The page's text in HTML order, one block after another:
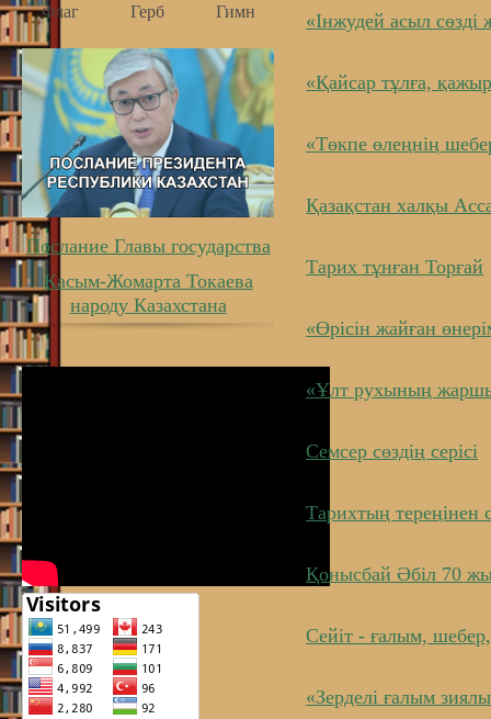
Флаг Герб Гимн
Послание Главы государства
Касым-Жомарта Токаева
народу Казахстана
«Інжудей асыл
«Қайсар тұлға,
«Төкпе өлеңнің
Қазақстан халқы
Тарих тұнған Торғай
«Өрісін жайған
«Ұлт рухының
Семсер сөздің серісі
Тарихтың тереңінен
Қонысбай Әбіл 70
Сейіт - ғалым,
«Зерделі ғалым